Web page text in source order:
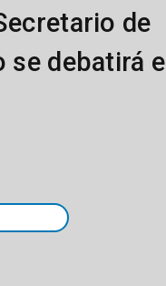
de
debatirá el